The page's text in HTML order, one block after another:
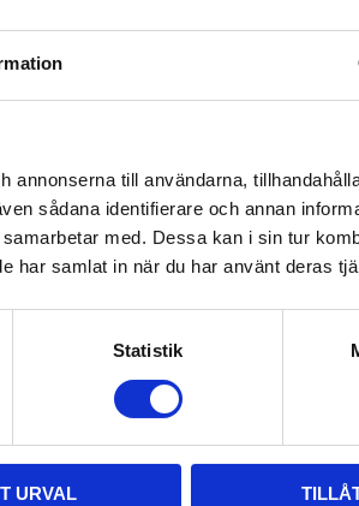
annonserna till användarna,
sådana identifierare och annan
med. Dessa kan i sin tur
har samlat in när du har använt deras
Statistik
URVAL